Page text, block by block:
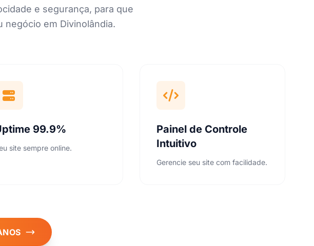
e segurança, para que
em Divinolândia.
99.9%
site sempre online.
Painel de Controle
Intuitivo
Gerencie seu site com facilidade.